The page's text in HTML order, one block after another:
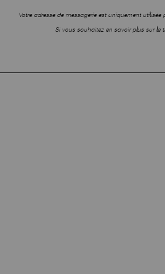
Votre adresse de messagerie est uniquement
Si vous souhaitez en savoir plus sur le